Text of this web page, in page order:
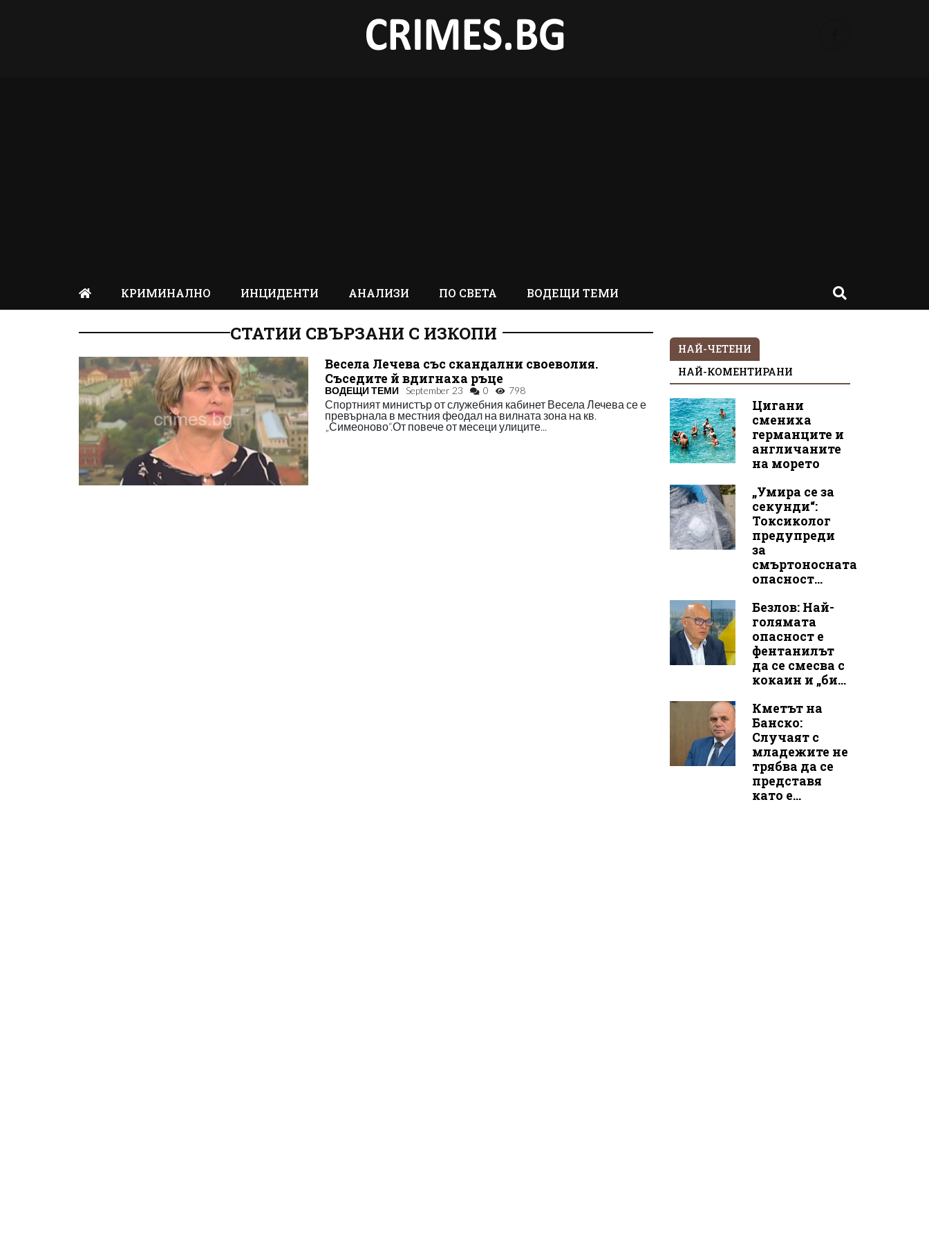
КРИМИНАЛНО ИНЦИДЕНТИ АНАЛИЗИ ПО СВЕТА ВОДЕЩИ ТЕМИ
СТАТИИ СВЪРЗАНИ С ИЗКОПИ
Весела Лечева със скандални своеволия.
Съседите й вдигнаха ръце
ВОДЕЩИ ТЕМИ September 23 0 798
Спортният министър от служебния кабинет Весела Лечева се е
превърнала в местния феодал на вилната зона на кв.
„Симеоново“.От повече от месеци улиците...
НАЙ-ЧЕТЕНИ
НАЙ-КОМЕНТИРАНИ
Цигани
смениха
германците и
англичаните
на морето
„Умира се за
секунди“:
Токсиколог
предупреди
за
смъртоносната
опасност...
Безлов: Най-
голямата
опасност е
фентанилът
да се смесва с
кокаин и „би...
Кметът на
Банско:
Случаят с
младежите не
трябва да се
представя
като е...